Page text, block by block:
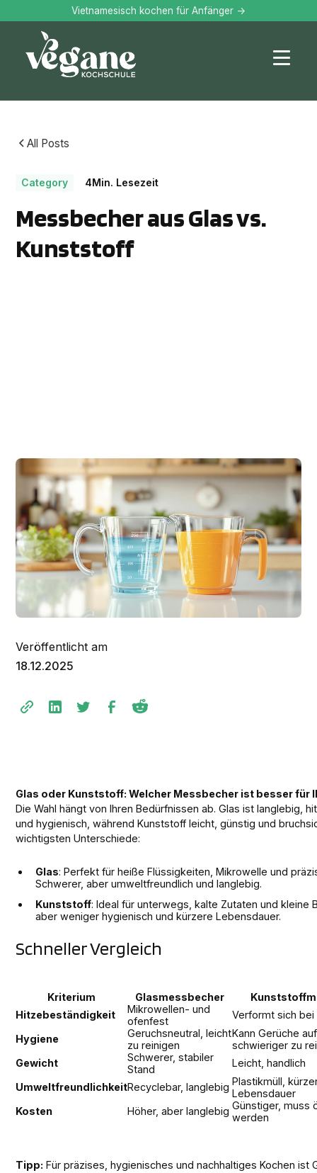
Vietnamesisch kochen für Anfänger ->
All Posts
Category 4Min. Lesezeit
Messbecher aus Glas vs.
Kunststoff
Veröffentlicht am
18.12.2025
Glas oder Kunststoff: Welcher Messbecher ist besser für
Die Wahl hängt von Ihren Bedürfnissen ab. Glas ist langlebig,
und hygienisch, während Kunststoff leicht, günstig und
wichtigsten Unterschiede:
Glas: Perfekt für heiße Flüssigkeiten, Mikrowelle und
Schwerer, aber umweltfreundlich und langlebig.
Kunststoff: Ideal für unterwegs, kalte Zutaten und kleine
aber weniger hygienisch und kürzere Lebensdauer.
Schneller Vergleich
Kriterium Glasmessbecher
Hitzebeständigkeit
Mikrowellen- und
ofenfest
Verformt sich bei
Hygiene
Geruchsneutral, leicht
zu reinigen
Kann Gerüche
schwieriger zu
Gewicht
Schwerer, stabiler
Stand
Leicht, handlich
UmweltfreundlichkeitRecyclebar, langlebig Plastikmüll,
Lebensdauer
Kosten
Höher, aber langlebig Günstiger, muss
werden
Tipp: Für präzises, hygienisches und nachhaltiges Kochen ist